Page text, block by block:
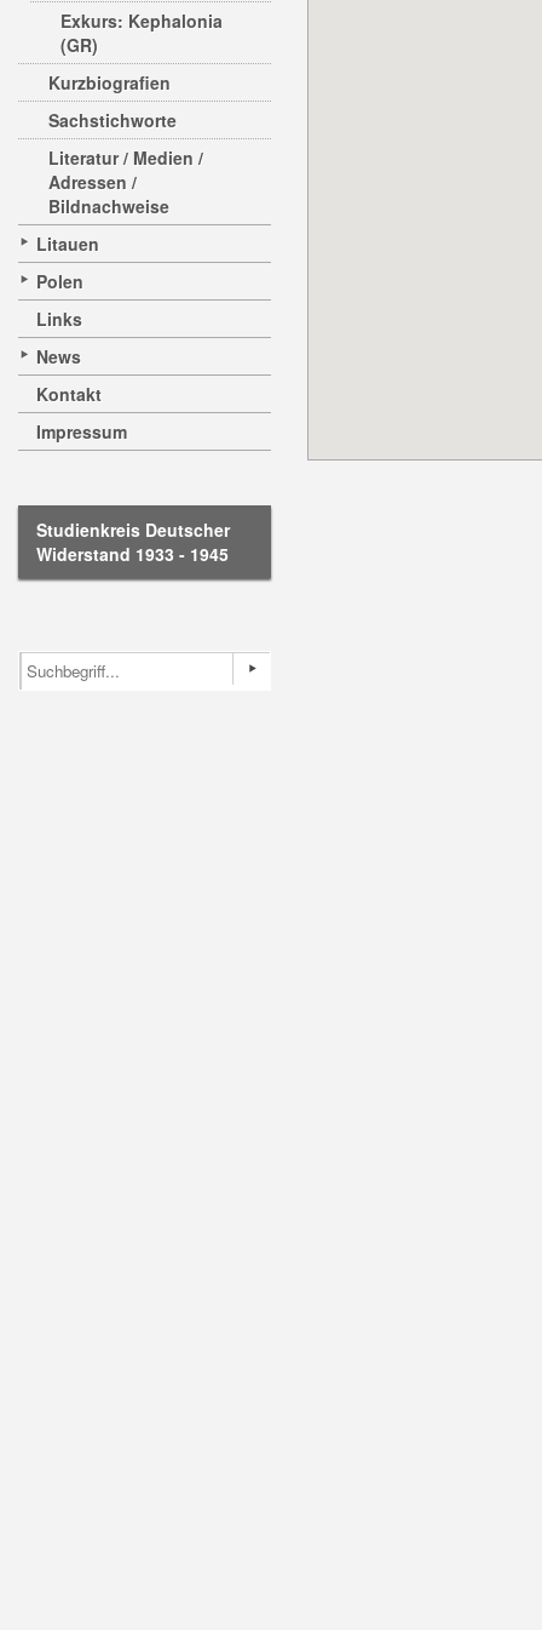
Exkurs: Kephalonia
(GR)
Kurzbiografien
Sachstichworte
Literatur / Medien /
Adressen /
Bildnachweise
Litauen
Polen
Links
News
Kontakt
Impressum
Studienkreis Deutscher
Widerstand 1933 - 1945